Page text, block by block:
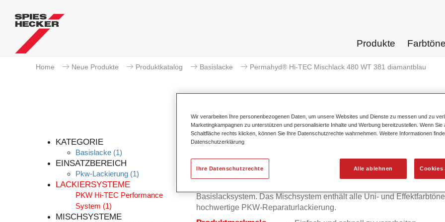
Produkte Farbtöne
Home Neue Produkte Produktkatalog Basislacke Permahyd® Hi-TEC Mischlack 480 WT 381 diamantblau
KATEGORIE
Basislacke (1)
EINSATZBEREICH
Pkw-Lackierung (1)
LACKIERSYSTEME
PKW Hi-TEC Performance
System (1)
MISCHSYSTEME
Permahyd® Hi-TEC Mischlack
Basislacksystem. Das Mischsystem enthält alle Uni- und
hochwertige PKW-Reparaturlackierung.
Wir verarbeiten Ihre personenbezogenen Daten, um unsere Websites und Dienste zu messen und zu
Marketingkampagnen zu unterstützen und personalisierte Inhalte und Werbung bereitzustellen. Wenn Sie
Schaltfläche rechts klicken, können Sie Ihre Datenschutzrechte wahrnehmen. Weitere Informationen
Datenschutzerklärung
Alle ablehnen Cookies
Ihre Datenschutzrechte